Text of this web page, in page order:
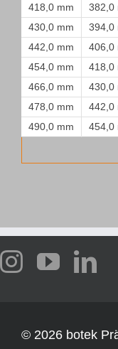
418,0 mm
382,0
430,0 mm
394,0
442,0 mm
406,0
454,0 mm
418,0
466,0 mm
430,0
478,0 mm
442,0
490,0 mm
454,0
© 2026 botek